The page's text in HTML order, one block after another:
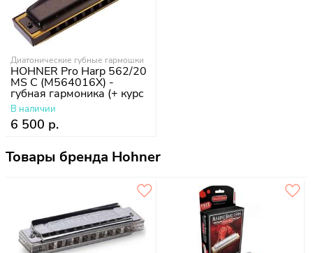
Диатонические губные гармошки
HOHNER Pro Harp 562/20
MS C (M564016X) -
губная гармоника (+ курс
уроков)
В наличии
6 500 р.
Товары бренда Hohner